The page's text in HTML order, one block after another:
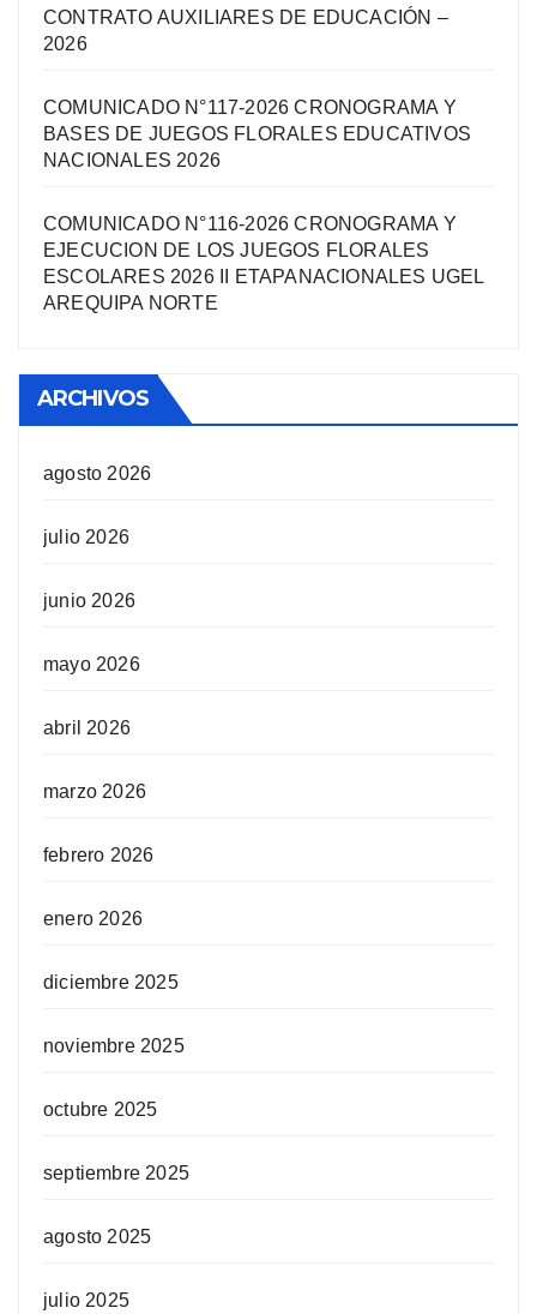
CONTRATO AUXILIARES DE EDUCACIÓN –
2026
COMUNICADO N°117-2026 CRONOGRAMA Y
BASES DE JUEGOS FLORALES EDUCATIVOS
NACIONALES 2026
COMUNICADO N°116-2026 CRONOGRAMA Y
EJECUCION DE LOS JUEGOS FLORALES
ESCOLARES 2026 II ETAPANACIONALES UGEL
AREQUIPA NORTЕ
ARCHIVOS
agosto 2026
julio 2026
junio 2026
mayo 2026
abril 2026
marzo 2026
febrero 2026
enero 2026
diciembre 2025
noviembre 2025
octubre 2025
septiembre 2025
agosto 2025
julio 2025